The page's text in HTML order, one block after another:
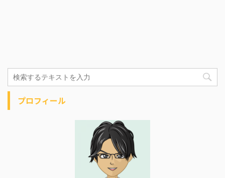
プロフィール